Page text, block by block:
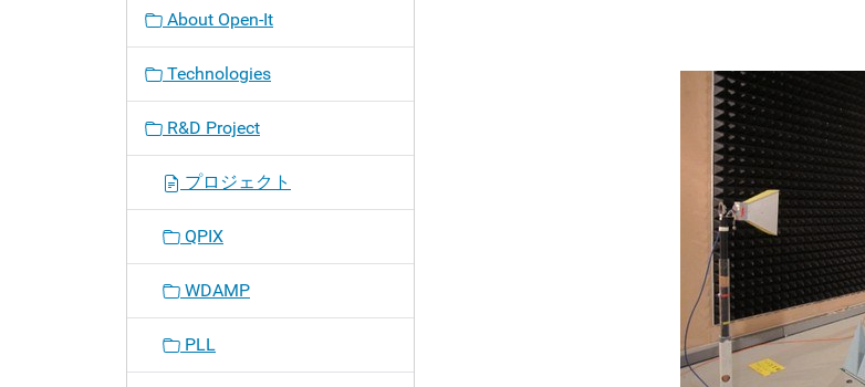
About Open-It
Technologies
R&D Project
プロジェクト
QPIX
WDAMP
PLL